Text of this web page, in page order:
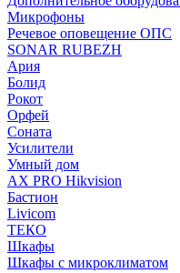
Микрофоны
Речевое оповещение ОПС
SONAR RUBEZH
Ария
Болид
Рокот
Орфей
Соната
Усилители
Умный дом
AX PRO Hikvision
Бастион
Livicom
ТЕКО
Шкафы
Шкафы с микроклиматом